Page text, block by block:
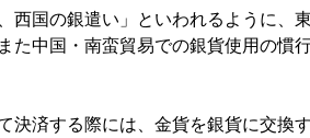
国の銀遣い」といわれるように、
た中国・南蛮貿易での銀貨使用の慣
済する際には、金貨を銀貨に交換